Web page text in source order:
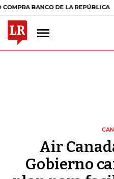
DE LA REPÚBLICA $
Air
Gobierno